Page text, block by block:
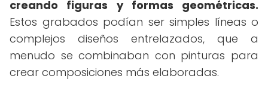
creando figuras y formas geométricas.
Estos grabados podían ser simples líneas o
complejos diseños entrelazados, que a
menudo se combinaban con pinturas para
crear composiciones más elaboradas.